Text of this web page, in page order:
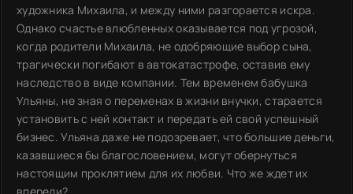
художника Михаила, и между ними разгорается искра.
Однако счастье влюбленных оказывается под угрозой,
когда родители Михаила, не одобряющие выбор сына,
трагически погибают в автокатастрофе, оставив ему
наследство в виде компании. Тем временем бабушка
Ульяны, не зная о переменах в жизни внучки, старается
установить с ней контакт и передать ей свой успешный
бизнес. Ульяна даже не подозревает, что большие деньги,
казавшиеся бы благословением, могут обернуться
настоящим проклятием для их любви. Что же ждет их